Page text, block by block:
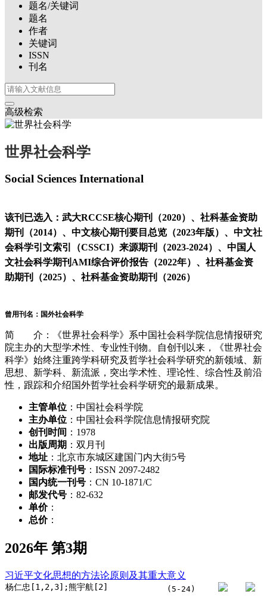
题名/关键词
题名
作者
关键词
ISSN
刊名
高级检索
世界社会科学
Social Sciences International
该刊已选入：武大RCCSE核心期刊（2020）、社科基金资助
期刊（2014）、中文核心期刊要目总览（2023年版）、中文社
会科学引文索引（CSSCI）来源期刊（2023-2024）、中国人
文社会科学期刊AMI综合评价报告（2022年）、社科基金资
助期刊（2025）、社科基金资助期刊（2026）
曾用刊名：国外社会科学
简 介：《世界社会科学》系中国社会科学院信息情报研究
院主办的大型学术性、专业性刊物。自创刊以来，《世界社会
科学》始终注重跨学科研究及哲学社会科学研究的新领域、新
思想、新学科、新流派，突出学术性、理论性、综合性及前沿
性，跟踪和介绍国外哲学社会科学研究的最新成果。
主管单位 ：中国社会科学院
主办单位 ：中国社会科学院信息情报研究院
创刊时间 ：1978
出版周期 ：双月刊
地址 ：北京市东城区建国门内大街5号
国际标准刊号 ：ISSN 2097-2482
国内统一刊号 ：CN 10-1871/C
邮发代号 ：82-632
单价：
总价：
2026年 第3期
习近平文化思想的方法论原则及其重大意义
杨仁忠[1,2,3];熊宇航[2] (5-24)